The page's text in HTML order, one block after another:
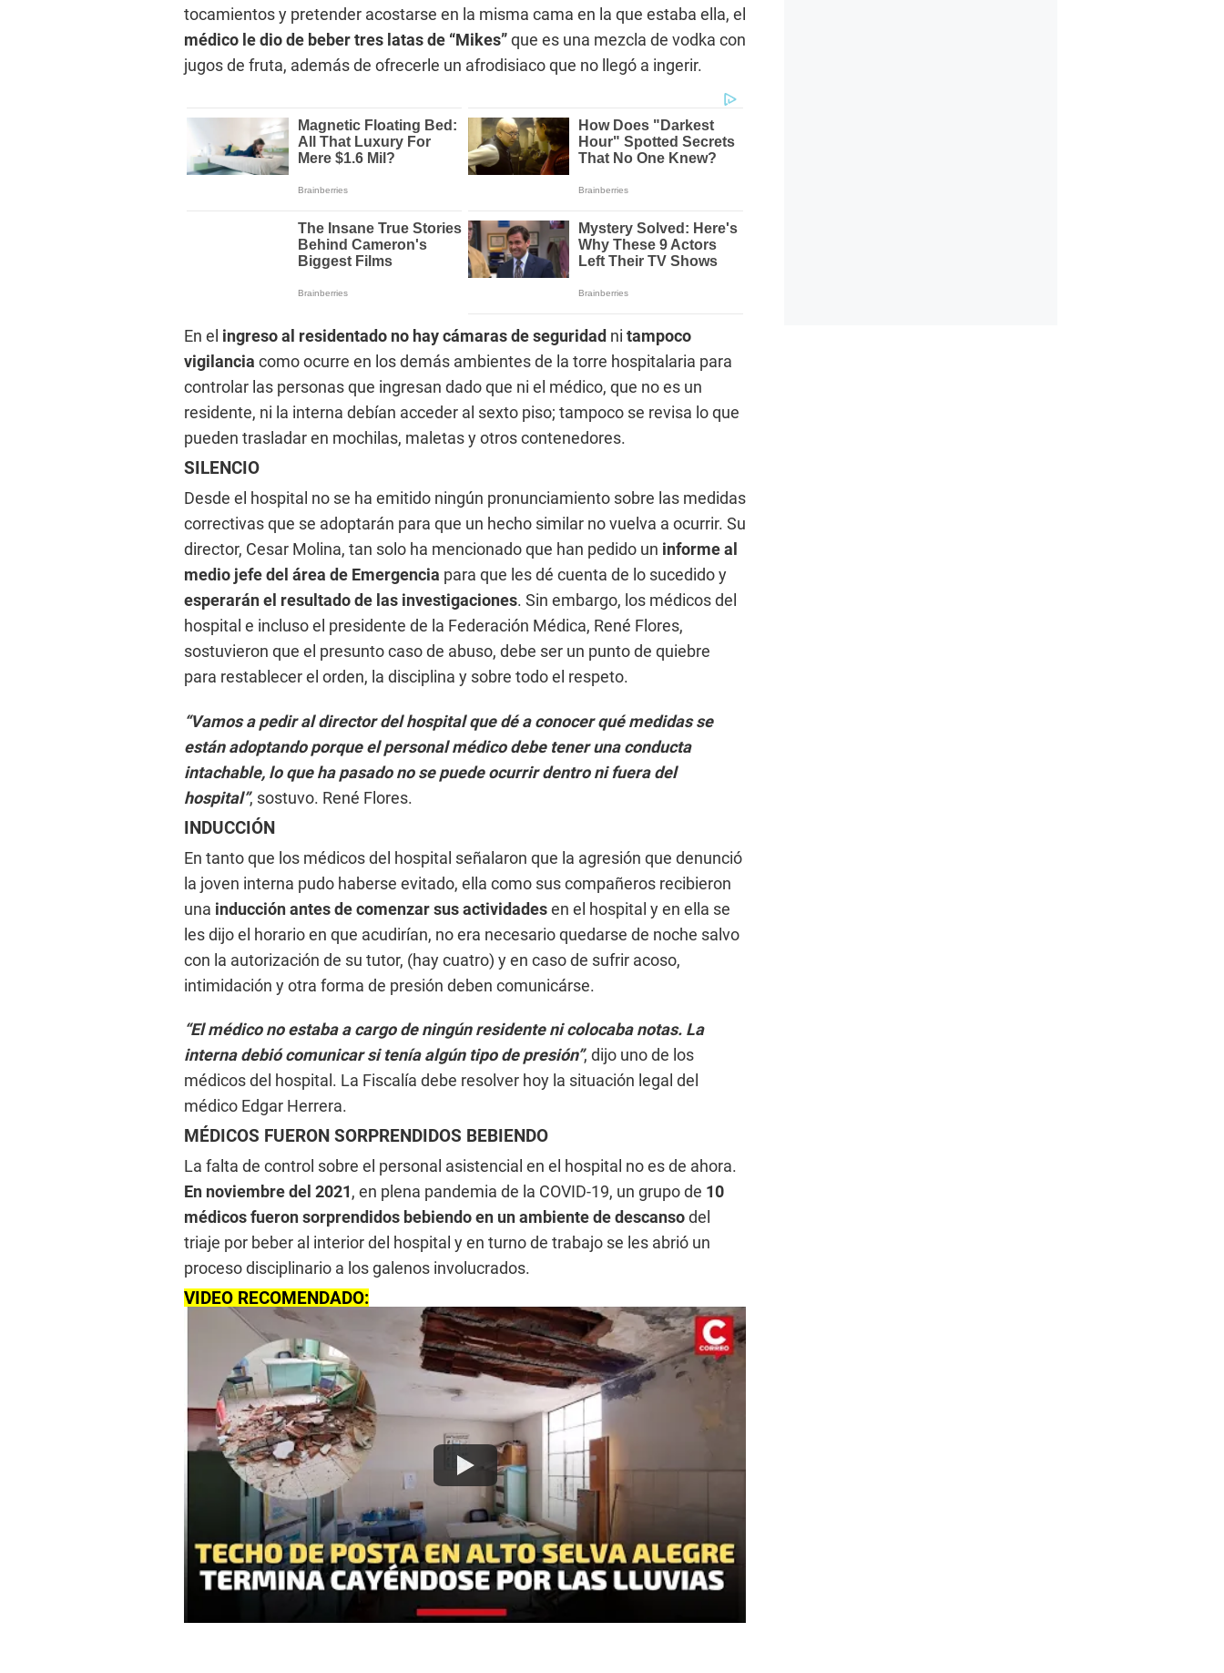
tocamientos y pretender acostarse en la misma cama en la que estaba ella, el
médico le dio de beber tres latas de “Mikes”que es una mezcla de vodka con
jugos de fruta, además de ofrecerle un afrodisiaco que no llegó a ingerir.
En el ingreso al residentado no hay cámaras de seguridad ni tampoco
vigilancia como ocurre en los demás ambientes de la torre hospitalaria para
controlar las personas que ingresan dado que ni el médico, que no es un
residente, ni la interna debían acceder al sexto piso; tampoco se revisa lo que
pueden trasladar en mochilas, maletas y otros contenedores.
SILENCIO
Desde el hospital no se ha emitido ningún pronunciamiento sobre las medidas
correctivas que se adoptarán para que un hecho similar no vuelva a ocurrir. Su
director, Cesar Molina, tan solo ha mencionado que han pedido un informe al
medio jefe del área de Emergencia para que les dé cuenta de lo sucedido y
esperarán el resultado de las investigaciones. Sin embargo, los médicos del
hospital e incluso el presidente de la Federación Médica, René Flores,
sostuvieron que el presunto caso de abuso, debe ser un punto de quiebre
para restablecer el orden, la disciplina y sobre todo el respeto.
“Vamos a pedir al director del hospital que dé a conocer qué medidas se
están adoptando porque el personal médico debe tener una conducta
intachable, lo que ha pasado no se puede ocurrir dentro ni fuera del
hospital”, sostuvo. René Flores.
INDUCCIÓN
En tanto que los médicos del hospital señalaron que la agresión que denunció
la joven interna pudo haberse evitado, ella como sus compañeros recibieron
una inducción antes de comenzar sus actividadesen el hospital y en ella se
les dijo el horario en que acudirían, no era necesario quedarse de noche salvo
con la autorización de su tutor, (hay cuatro) y en caso de sufrir acoso,
intimidación y otra forma de presión deben comunicárse.
“El médico no estaba a cargo de ningún residente ni colocaba notas. La
interna debió comunicar si tenía algún tipo de presión”, dijo uno de los
médicos del hospital. La Fiscalía debe resolver hoy la situación legal del
médico Edgar Herrera.
MÉDICOS FUERON SORPRENDIDOS BEBIENDO
La falta de control sobre el personal asistencial en el hospital no es de ahora.
En noviembre del 2021, en plena pandemia de la COVID-19, un grupo de 10
médicos fueron sorprendidos bebiendo en un ambiente de descansodel
triaje por beber al interior del hospital y en turno de trabajo se les abrió un
proceso disciplinario a los galenos involucrados.
VIDEO RECOMENDADO: